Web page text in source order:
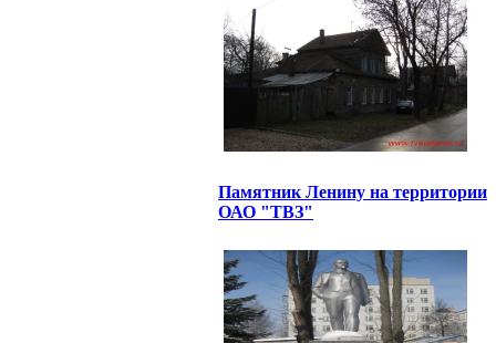
Памятник Ленину на территории
ОАО "ТВЗ"